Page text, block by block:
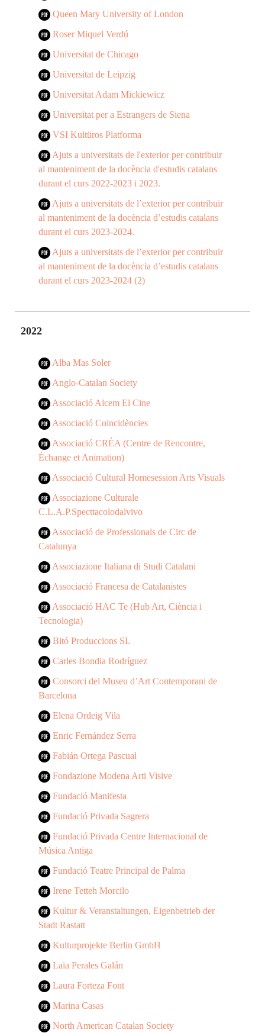
Queen Mary University of London
Roser Miquel Verdú
Universitat de Chicago
Universitat de Leipzig
Universitat Adam Mickiewicz
Universitat per a Estrangers de Siena
VSI Kultüros Platforma
Ajuts a universitats de l'exterior per contribuir
al manteniment de la docència d'estudis catalans
durant el curs 2022-2023 i 2023.
Ajuts a universitats de l’exterior per contribuir
al manteniment de la docència d’estudis catalans
durant el curs 2023-2024.
Ajuts a universitats de l’exterior per contribuir
al manteniment de la docència d’estudis catalans
durant el curs 2023-2024 (2)
2022
Alba Mas Soler
Anglo-Catalan Society
Associació Alcem El Cine
Associació Coincidències
Associació CRÉA (Centre de Rencontre,
Échange et Animation)
Associació Cultural Homesession Arts Visuals
Associazione Culturale
C.L.A.P.Specttacolodalvivo
Associació de Professionals de Circ de
Catalunya
Associazione Italiana di Studi Catalani
Associació Francesa de Catalanistes
Associació HAC Te (Hub Art, Ciència i
Tecnologia)
Bitó Produccions SL
Carles Bondia Rodríguez
Consorci del Museu d’Art Contemporani de
Barcelona
Elena Ordeig Vila
Enric Fernández Serra
Fabián Ortega Pascual
Fondazione Modena Arti Visive
Fundació Manifesta
Fundació Privada Sagrera
Fundació Privada Centre Internacional de
Música Antiga
Fundació Teatre Principal de Palma
Irene Tetteh Morcilo
Kultur & Veranstaltungen, Eigenbetrieb der
Stadt Rastatt
Kulturprojekte Berlin GmbH
Laia Perales Galán
Laura Forteza Font
Marina Casas
North American Catalan Society